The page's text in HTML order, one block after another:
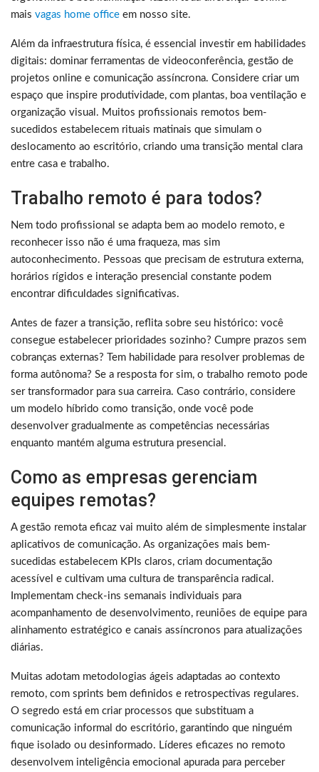
mais vagas home office em nosso site.
Além da infraestrutura física, é essencial investir em habilidades
digitais: dominar ferramentas de videoconferência, gestão de
projetos online e comunicação assíncrona. Considere criar um
espaço que inspire produtividade, com plantas, boa ventilação e
organização visual. Muitos profissionais remotos bem-
sucedidos estabelecem rituais matinais que simulam o
deslocamento ao escritório, criando uma transição mental clara
entre casa e trabalho.
Trabalho remoto é para todos?
Nem todo profissional se adapta bem ao modelo remoto, e
reconhecer isso não é uma fraqueza, mas sim
autoconhecimento. Pessoas que precisam de estrutura externa,
horários rígidos e interação presencial constante podem
encontrar dificuldades significativas.
Antes de fazer a transição, reflita sobre seu histórico: você
consegue estabelecer prioridades sozinho? Cumpre prazos sem
cobranças externas? Tem habilidade para resolver problemas de
forma autônoma? Se a resposta for sim, o trabalho remoto pode
ser transformador para sua carreira. Caso contrário, considere
um modelo híbrido como transição, onde você pode
desenvolver gradualmente as competências necessárias
enquanto mantém alguma estrutura presencial.
Como as empresas gerenciam
equipes remotas?
A gestão remota eficaz vai muito além de simplesmente instalar
aplicativos de comunicação. As organizações mais bem-
sucedidas estabelecem KPIs claros, criam documentação
acessível e cultivam uma cultura de transparência radical.
Implementam check-ins semanais individuais para
acompanhamento de desenvolvimento, reuniões de equipe para
alinhamento estratégico e canais assíncronos para atualizações
diárias.
Muitas adotam metodologias ágeis adaptadas ao contexto
remoto, com sprints bem definidos e retrospectivas regulares.
O segredo está em criar processos que substituam a
comunicação informal do escritório, garantindo que ninguém
fique isolado ou desinformado. Líderes eficazes no remoto
desenvolvem inteligência emocional apurada para perceber